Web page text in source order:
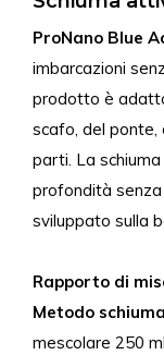
ProNano Blue
imbarcazioni
prodotto è
scafo, del
parti. La
profondità
sviluppato sulla
Rapporto di
Metodo
mescolare 250